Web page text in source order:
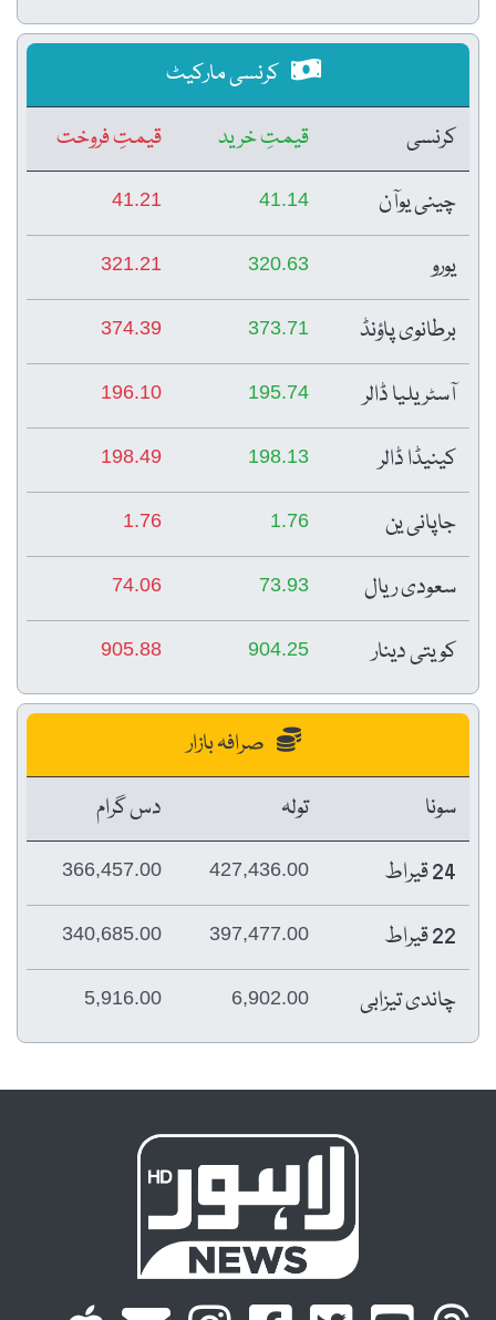
کرنسی مارکیٹ
کرنسی
قیمتِ خرید
قیمتِ فروخت
چینی یوآن
41.14
41.21
یورو 320.63
321.21
برطانوی پاؤنڈ 373.71
374.39
آسٹریلیا ڈالر 195.74
196.10
کینیڈا ڈالر 198.13
198.49
جاپانی ین 1.76
1.76
سعودی ریال 73.93
74.06
کویتی دینار 904.25
905.88
صرافہ بازار
سونا
تولہ
دس گرام
24 قیراط
427,436.00
366,457.00
22 قیراط 397,477.00
340,685.00
چاندی تیزابی 6,902.00
5,916.00